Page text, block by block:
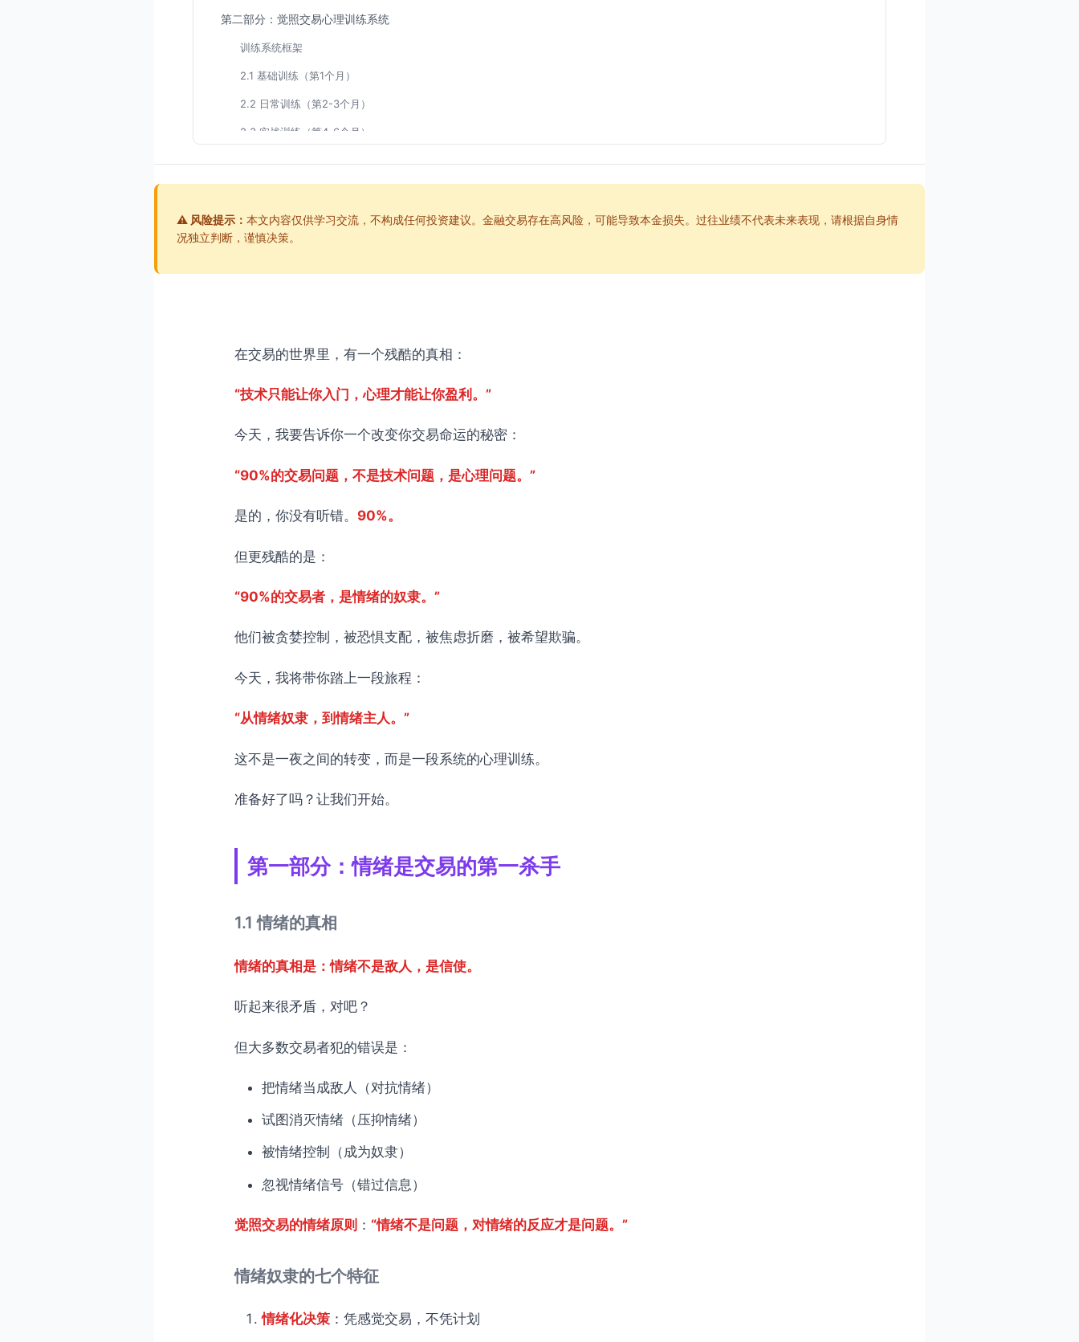
第二部分：觉照交易心理训练系统
训练系统框架
2.1 基础训练（第1个月）
2.2 日常训练（第2-3个月）
2.3 实战训练（第4-6个月）
3.1 问题一：交易前焦虑
3.2 问题二：交易中恐惧
3.3 问题三：盈利后贪婪
第四部分：从奴隶到主人的转变路径
4.1 转变阶段
4.3 转变奖励
总结
⚠️ 风险提示： 本文内容仅供学习交流，不构成任何投资建议。金融交易存在高风险，可能导致本金损失。过往业绩不代表未来表现，请根据自身情
况独立判断，谨慎决策。
在交易的世界里，有一个残酷的真相：
“技术只能让你入门，心理才能让你盈利。”
今天，我要告诉你一个改变你交易命运的秘密：
“90%的交易问题，不是技术问题，是心理问题。”
是的，你没有听错。 90%。
但更残酷的是：
“90%的交易者，是情绪的奴隶。”
他们被贪婪控制，被恐惧支配，被焦虑折磨，被希望欺骗。
今天，我将带你踏上一段旅程：
“从情绪奴隶，到情绪主人。”
这不是一夜之间的转变，而是一段系统的心理训练。
准备好了吗？让我们开始。
第一部分：情绪是交易的第一杀手
1.1 情绪的真相
情绪的真相是：情绪不是敌人，是信使。
听起来很矛盾，对吧？
但大多数交易者犯的错误是：
把情绪当成敌人（对抗情绪）
试图消灭情绪（压抑情绪）
被情绪控制（成为奴隶）
忽视情绪信号（错过信息）
觉照交易的情绪原则 ： “情绪不是问题，对情绪的反应才是问题。”
情绪奴隶的七个特征
情绪化决策 ：凭感觉交易，不凭计划